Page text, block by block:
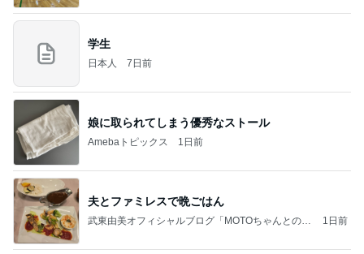
学生
日本人 7日前
娘に取られてしまう優秀なストール
Amebaトピックス 1日前
夫とファミレスで晩ごはん
武東由美オフィシャルブログ「MOTOちゃんとのは
1日前